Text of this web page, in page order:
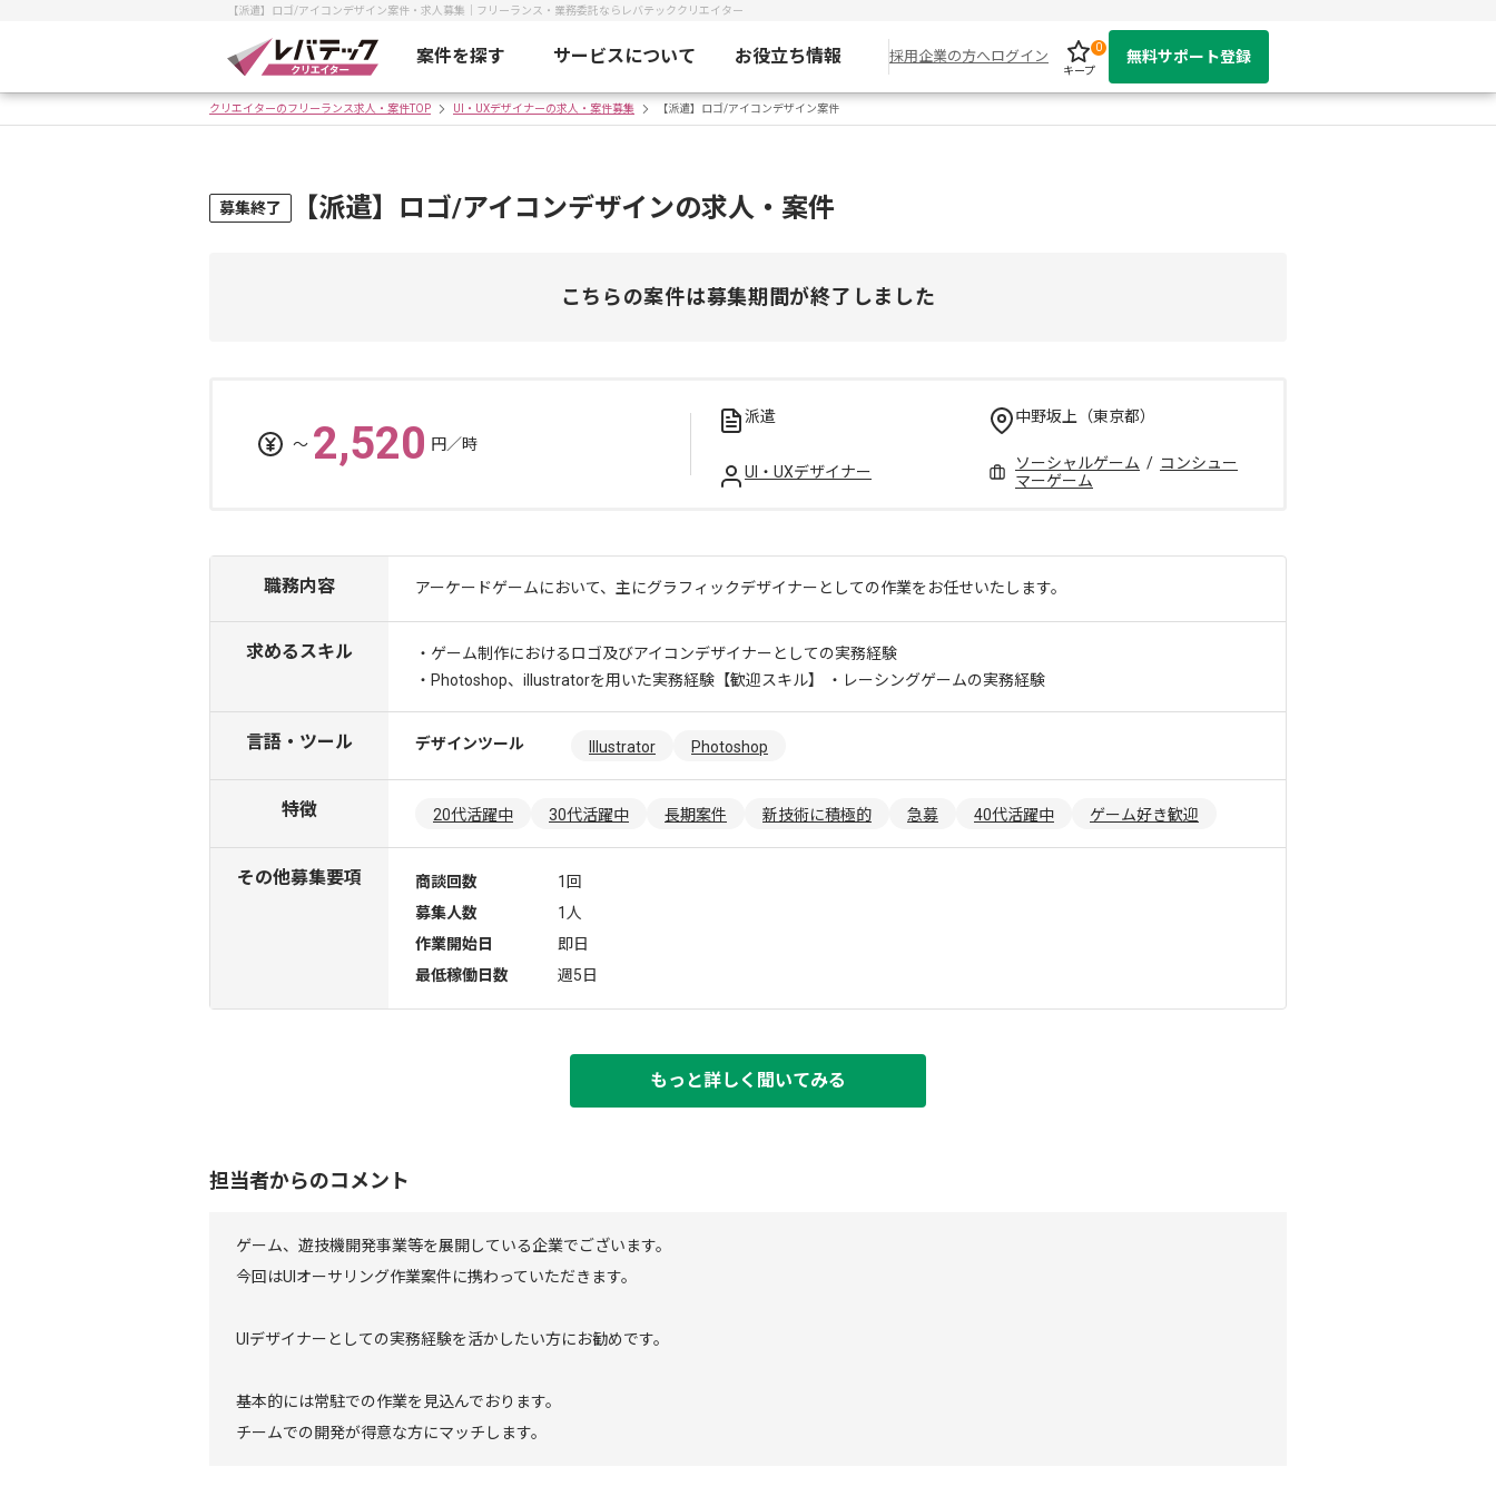
【派遣】ロゴ/アイコンデザイン案件・求人募集｜フリーランス・業務委託ならレバテッククリエイター
案件を探す サービスについて お役立ち情報 採用企業の方へログイン
キープ
0
無料サポート登録
クリエイターのフリーランス求人・案件TOP UI・UXデザイナーの求人・案件募集 【派遣】ロゴ/アイコンデザイン案件
募集終了 【派遣】ロゴ/アイコンデザインの求人・案件
こちらの案件は募集期間が終了しました
〜 2,520 円／時
派遣 中野坂上（東京都）
UI・UXデザイナー ソーシャルゲーム / コンシュー
マーゲーム
職務内容 アーケードゲームにおいて、主にグラフィックデザイナーとしての作業をお任せいたします。
求めるスキル
・ゲーム制作におけるロゴ及びアイコンデザイナーとしての実務経験
・Photoshop、illustratorを用いた実務経験 【歓迎スキル】 ・レーシングゲームの実務経験
言語・ツール デザインツール Illustrator Photoshop
特徴 20代活躍中 30代活躍中 長期案件 新技術に積極的 急募 40代活躍中 ゲーム好き歓迎
その他募集要項 商談回数
1回
募集人数
1人
作業開始日
即日
最低稼働日数
週5日
もっと詳しく聞いてみる
担当者からのコメント
ゲーム、遊技機開発事業等を展開している企業でございます。
今回はUIオーサリング作業案件に携わっていただきます。
UIデザイナーとしての実務経験を活かしたい方にお勧めです。
基本的には常駐での作業を見込んでおります。
チームでの開発が得意な方にマッチします。